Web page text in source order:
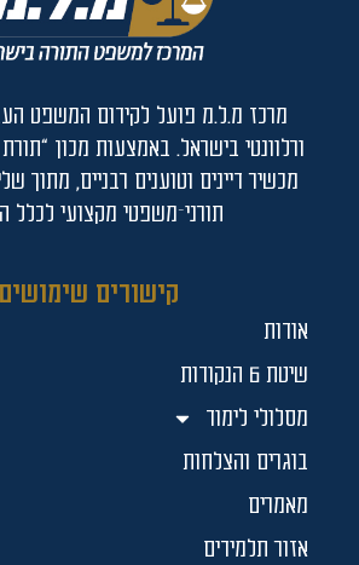
מרכז מ.ל.מ פועל לקידום המשפט
ורלוונטי בישראל. באמצעות מכון
מכשיר דיינים וטוענים רבניים, מתוך
תורני־משפטי מקצועי לכלל
קישורים שימושים
אודות
שיטת 6 הנקודות
מסלולי לימוד
בוגרים והצלחות
מאמרים
אזור תלמידים